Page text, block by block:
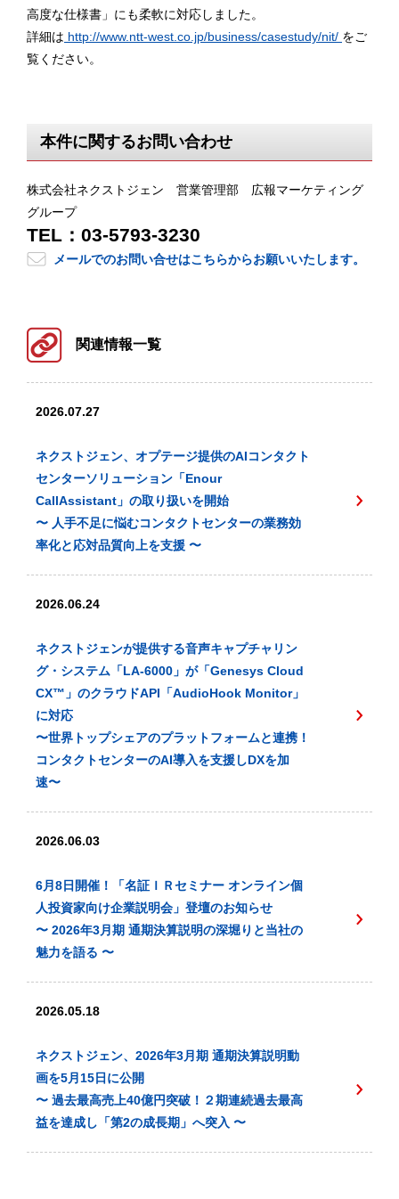
高度な仕様書」にも柔軟に対応しました。
詳細は http://www.ntt-west.co.jp/business/casestudy/nit/ をご
覧ください。
本件に関するお問い合わせ
株式会社ネクストジェン 営業管理部 広報マーケティング
グループ
TEL：03-5793-3230
メールでのお問い合せはこちらからお願いいたします。
関連情報一覧
2026.07.27
ネクストジェン、オプテージ提供のAIコンタクト
センターソリューション「Enour
CallAssistant」の取り扱いを開始
〜 人手不足に悩むコンタクトセンターの業務効
率化と応対品質向上を支援 〜
2026.06.24
ネクストジェンが提供する音声キャプチャリン
グ・システム「LA-6000」が「Genesys Cloud
CX™️」のクラウドAPI「AudioHook Monitor」
に対応
〜世界トップシェアのプラットフォームと連携！
コンタクトセンターのAI導入を支援しDXを加
速〜
2026.06.03
6月8日開催！「名証ＩＲセミナー オンライン個
人投資家向け企業説明会」登壇のお知らせ
〜 2026年3月期 通期決算説明の深堀りと当社の
魅力を語る 〜
2026.05.18
ネクストジェン、2026年3月期 通期決算説明動
画を5月15日に公開
〜 過去最高売上40億円突破！２期連続過去最高
益を達成し「第2の成長期」へ突入 〜